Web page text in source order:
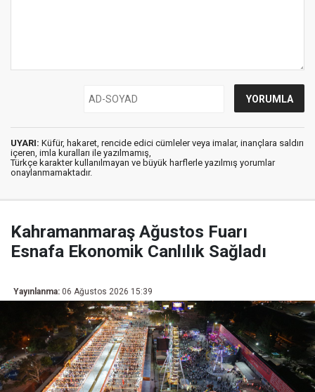
UYARI: Küfür, hakaret, rencide edici cümleler veya imalar, inançlara saldırı
içeren, imla kuralları ile yazılmamış,
Türkçe karakter kullanılmayan ve büyük harflerle yazılmış yorumlar
onaylanmamaktadır.
Kahramanmaraş Ağustos Fuarı
Esnafa Ekonomik Canlılık Sağladı
Yayınlanma: 06 Ağustos 2026 15:39